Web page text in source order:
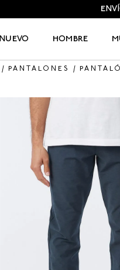
NUEVO HOMBRE
PANTALONES